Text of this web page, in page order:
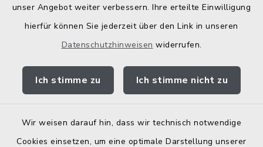
unser Angebot weiter verbessern. Ihre erteilte Einwilligung
hierfür können Sie jederzeit über den Link in unseren
Datenschutzhinweisen widerrufen.
Ich stimme zu Ich stimme nicht zu
Wir weisen darauf hin, dass wir technisch notwendige
Cookies einsetzen, um eine optimale Darstellung unserer
Kostenlose Energieberatung
Kontakt